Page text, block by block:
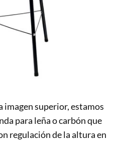
imagen superior, estamos
para leña o carbón que
regulación de la altura en